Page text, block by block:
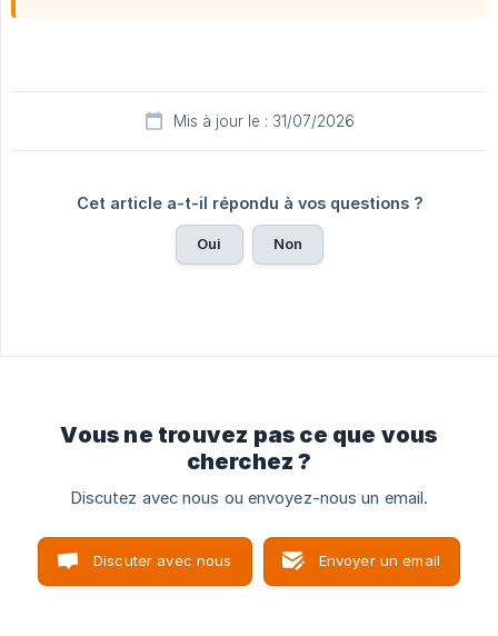
Mis à jour le : 31/07/2026
Cet article a-t-il répondu à vos questions ?
Oui Non
Vous ne trouvez pas ce que vous
cherchez ?
Discutez avec nous ou envoyez-nous un email.
Discuter avec nous Envoyer un email